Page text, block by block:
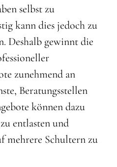
selbst zu
kann dies jedoch zu
Deshalb gewinnt die
zunehmend an
Beratungsstellen
können dazu
entlasten und
mehrere Schultern zu